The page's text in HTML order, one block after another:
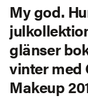
My god.
glänser
vinter med
Makeup